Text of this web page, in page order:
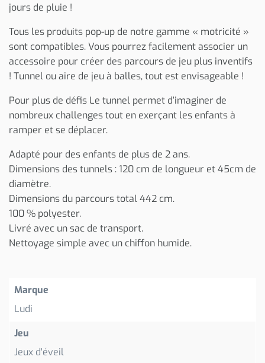
jours de pluie !
Tous les produits pop-up de notre gamme « motricité »
sont compatibles. Vous pourrez facilement associer un
accessoire pour créer des parcours de jeu plus inventifs
! Tunnel ou aire de jeu à balles, tout est envisageable !
Pour plus de défis Le tunnel permet d’imaginer de
nombreux challenges tout en exerçant les enfants à
ramper et se déplacer.
Adapté pour des enfants de plus de 2 ans.
Dimensions des tunnels : 120 cm de longueur et 45cm de
diamètre.
Dimensions du parcours total 442 cm.
100 % polyester.
Livré avec un sac de transport.
Nettoyage simple avec un chiffon humide.
Marque
Ludi
Jeu
Jeux d'éveil